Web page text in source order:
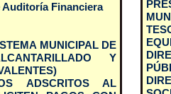
Financiera
MUNICIPAL DE
Y
ADSCRITOS AL